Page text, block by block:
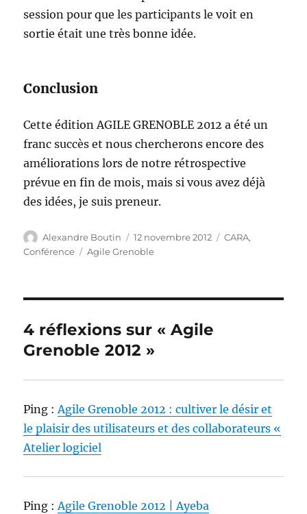
session pour que les participants le voit en
sortie était une très bonne idée.
Conclusion
Cette édition AGILE GRENOBLE 2012 a été un
franc succès et nous chercherons encore des
améliorations lors de notre rétrospective
prévue en fin de mois, mais si vous avez déjà
des idées, je suis preneur.
Auteur
Alexandre Boutin
Publié
le
12 novembre 2012 Catégories
CARA,
Conférence
Étiquettes
Agile Grenoble
4 réflexions sur « Agile
Grenoble 2012 »
Ping :Agile Grenoble 2012 : cultiver le désir et
le plaisir des utilisateurs et des collaborateurs «
Atelier logiciel
Ping :Agile Grenoble 2012 | Ayeba